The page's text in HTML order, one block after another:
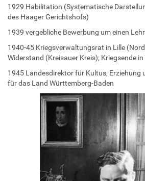
1929 Habilitation (Systematische
des Haager Gerichtshofs)
1939 vergebliche Bewerbung um einen
1940-45 Kriegsverwaltungsrat in Lille
Widerstand (Kreisauer Kreis); Kriegsende in
1945 Landesdirektor für Kultus, Erziehung
für das Land Württemberg-Baden